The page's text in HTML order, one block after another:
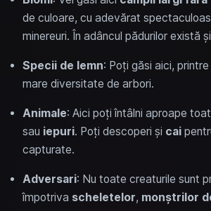
de culoare, cu adevărat
minereuri. În adâncul pădurilor există și
Specii de lemn: Poți găsi aici,
mare diversitate de arbori.
Animale: Aici poți întâlni aproape
sau iepuri. Poți descoperi și cai
capturate.
Adversari: Nu toate creaturile sunt
împotriva scheletelor, monștrilor